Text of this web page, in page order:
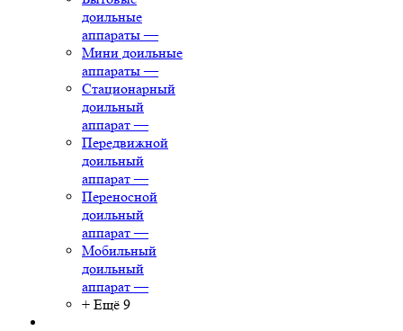
доильные
аппараты —
Мини доильные
аппараты —
Стационарный
доильный
аппарат —
Передвижной
доильный
аппарат —
Переносной
доильный
аппарат —
Мобильный
доильный
аппарат —
+ Ещё 9